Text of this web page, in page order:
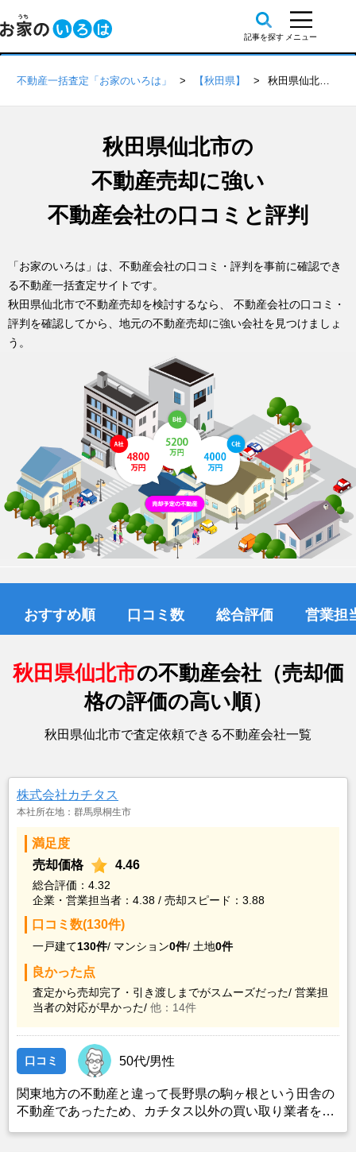
不動産一括査定「お家のいろは」 【秋田県】 秋田県仙北市の不動産会社 口コミ・評判一覧
秋田県仙北市の
不動産売却に強い
不動産会社の口コミと評判
「お家のいろは」は、不動産会社の口コミ・評判を事前に確認でき
る不動産一括査定サイトです。
秋田県仙北市で不動産売却を検討するなら、 不動産会社の口コミ・
評判を確認してから、地元の不動産売却に強い会社を見つけましょ
う。
おすすめ順 口コミ数 総合評価 営業担
秋田県仙北市の不動産会社（売却価
格の評価の高い順）
秋田県仙北市で査定依頼できる不動産会社一覧
株式会社カチタス
本社所在地：群馬県桐生市
満足度
売却価格
4.46
総合評価：4.32
企業・営業担当者：4.38 / 売却スピード：3.88
口コミ数(130件)
一戸建て130件/ マンション0件/ 土地0件
良かった点
査定から売却完了・引き渡しまでがスムーズだった/ 営業担
当者の対応が早かった/ 他：14件
口コミ 50代/男性
関東地方の不動産と違って長野県の駒ヶ根という田舎の
不動産であったため、カチタス以外の買い取り業者をみ